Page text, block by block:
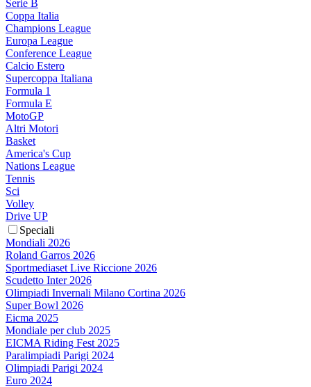
Serie B
Coppa Italia
Champions League
Europa League
Conference League
Calcio Estero
Supercoppa Italiana
Formula 1
Formula E
MotoGP
Altri Motori
Basket
America's Cup
Nations League
Tennis
Sci
Volley
Drive UP
Speciali
Mondiali 2026
Roland Garros 2026
Sportmediaset Live Riccione 2026
Scudetto Inter 2026
Olimpiadi Invernali Milano Cortina 2026
Super Bowl 2026
Eicma 2025
Mondiale per club 2025
EICMA Riding Fest 2025
Paralimpiadi Parigi 2024
Olimpiadi Parigi 2024
Euro 2024